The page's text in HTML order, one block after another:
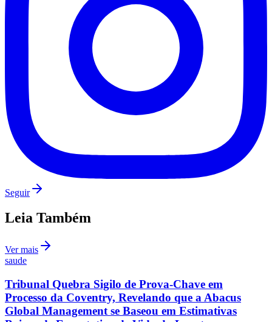
Vasco
Seguir
Leia Também
Ver mais
saude
Tribunal Quebra Sigilo de Prova-Chave em
Processo da Coventry, Revelando que a Abacus
Global Management se Baseou em Estimativas